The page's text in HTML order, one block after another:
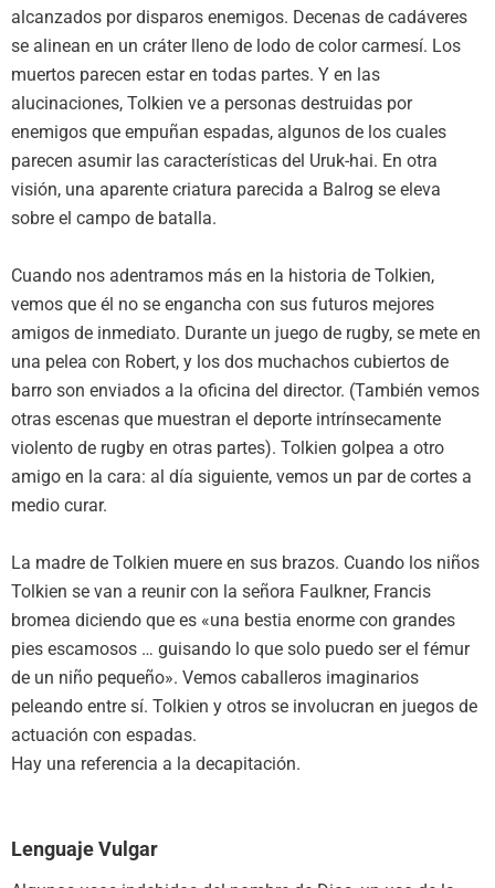
alcanzados por disparos enemigos. Decenas de cadáveres
se alinean en un cráter lleno de lodo de color carmesí. Los
muertos parecen estar en todas partes. Y en las
alucinaciones, Tolkien ve a personas destruidas por
enemigos que empuñan espadas, algunos de los cuales
parecen asumir las características del Uruk-hai. En otra
visión, una aparente criatura parecida a Balrog se eleva
sobre el campo de batalla.
Cuando nos adentramos más en la historia de Tolkien,
vemos que él no se engancha con sus futuros mejores
amigos de inmediato. Durante un juego de rugby, se mete en
una pelea con Robert, y los dos muchachos cubiertos de
barro son enviados a la oficina del director. (También vemos
otras escenas que muestran el deporte intrínsecamente
violento de rugby en otras partes). Tolkien golpea a otro
amigo en la cara: al día siguiente, vemos un par de cortes a
medio curar.
La madre de Tolkien muere en sus brazos. Cuando los niños
Tolkien se van a reunir con la señora Faulkner, Francis
bromea diciendo que es «una bestia enorme con grandes
pies escamosos … guisando lo que solo puedo ser el fémur
de un niño pequeño». Vemos caballeros imaginarios
peleando entre sí. Tolkien y otros se involucran en juegos de
actuación con espadas.
Hay una referencia a la decapitación.
Lenguaje Vulgar